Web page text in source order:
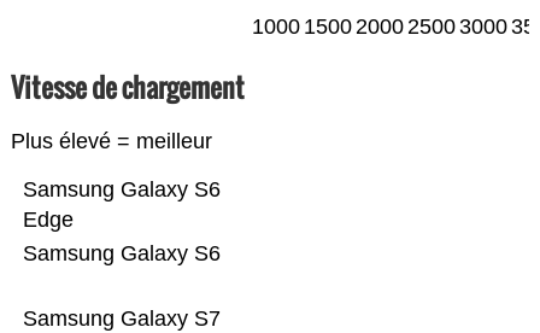
1000 1500200025003000
Vitesse de chargement
Plus élevé = meilleur
Samsung Galaxy S7
Samsung Galaxy S6
Samsung Galaxy S6
Edge